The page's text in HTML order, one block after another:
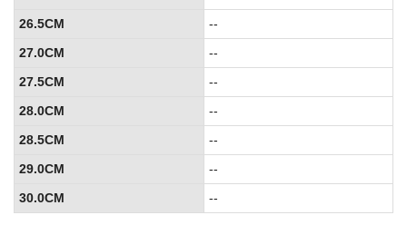
26.5CM
--
27.0CM
--
27.5CM
--
28.0CM
--
28.5CM
--
29.0CM
--
30.0CM
--